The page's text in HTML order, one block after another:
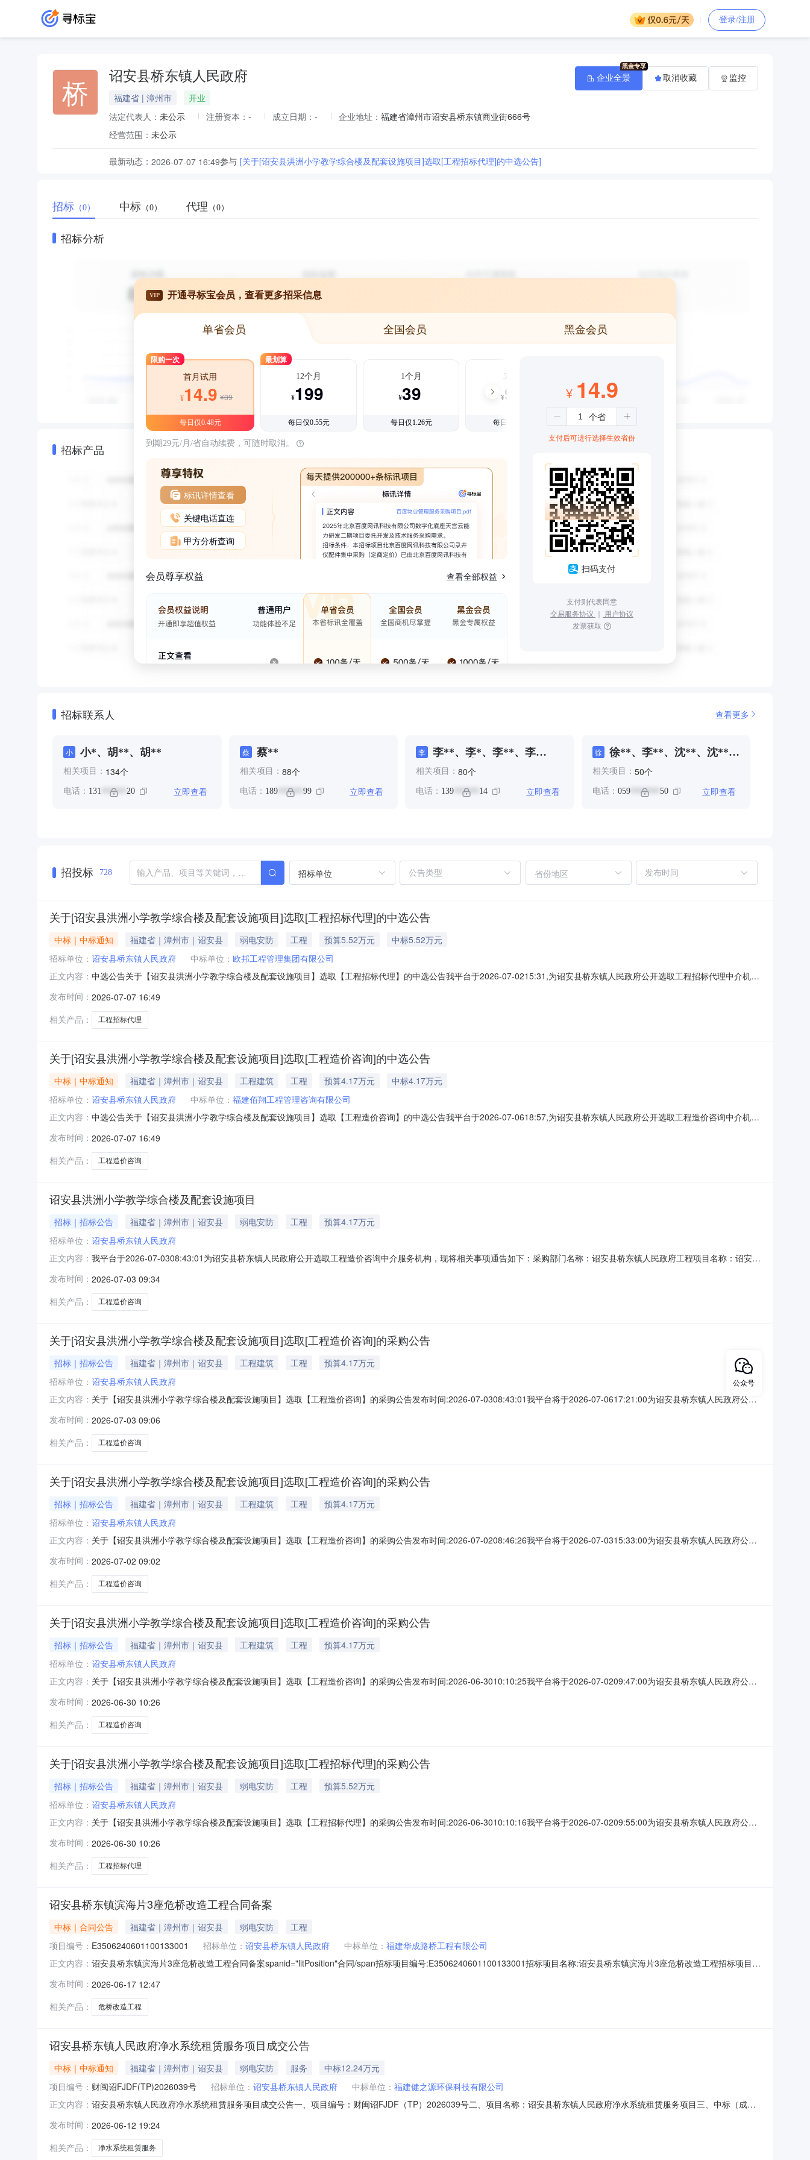
登录/注册
桥 诏安县桥东镇人民政府
福建省 | 漳州市
开业
法定代表人： 未公示 注册资本： - 成立日期： - 企业地址： 福建省漳州市诏安县桥东镇商业街666号
经营范围： 未公示
最新动态： 2026-07-07 16:49参与 [关于[诏安县洪洲小学教学综合楼及配套设施项目]选取[工程招标代理]的中选公告]
企业全景 取消收藏 监控
招标 （0） 中标 （0） 代理 （0）
招标分析
招标产品
VIP 开通寻标宝会员，查看更多招采信息
单省会员 全国会员 黑金会员
限购一次
首月试用
¥14.9 ¥39
每日仅0.48元
最划算
12个月
¥199
每日仅0.55元
1个月
¥39
每日仅1.26元
3个月
¥99
每日仅1.08元
到期29元/月/省自动续费，可随时取消。
标讯详情查看
关键电话直连
甲方分析查询
会员尊享权益 查看全部权益
¥ 14.9
支付后可进行选择生效省份
扫码支付
支付则代表同意
交易服务协议 ｜ 用户协议
发票获取
招标联系人 查看更多
小 小*、胡**、胡**
相关项目： 134个
电话： 131 ****** 20 立即查看
蔡 蔡**
相关项目： 88个
电话： 189****** 99 立即查看
李
李**、李*、李**、李
相关项目： 80个
电话： 139 ****** 14 立即查看
徐
徐**、李**、沈**、沈**、
相关项目： 50个
电话： 059******* 50 立即查看
招投标 728 招标单位 省份地区
关于[诏安县洪洲小学教学综合楼及配套设施项目]选取[工程招标代理]的中选公告
中标｜中标通知 福建省｜漳州市｜诏安县 弱电安防 工程 预算5.52万元
中标5.52万元
招标单位： 诏安县桥东镇人民政府 中标单位： 欧邦工程管理集团有限公司
正文内容： 中选公告关于【诏安县洪洲小学教学综合楼及配套设施项目】选取【工程招标代理】的中选公告我平台于2026-07-0215:31,为诏安县桥东镇人民政府公开选取工程招标代理中介机
招标代理项目预估造价（元）：13580000元预算服务金额（元）：55200元折扣率：1.00实际服务金额（元）：55200服务金额（元）：金额说明：工程招标代理以页面实际成交
发布时间： 2026-07-07 16:49
相关产品：
工程招标代理
关于[诏安县洪洲小学教学综合楼及配套设施项目]选取[工程造价咨询]的中选公告
中标｜中标通知 福建省｜漳州市｜诏安县 工程建筑 工程 预算4.17万元
中标4.17万元
招标单位： 诏安县桥东镇人民政府 中标单位： 福建佰翔工程管理咨询有限公司
正文内容： 中选公告关于【诏安县洪洲小学教学综合楼及配套设施项目】选取【工程造价咨询】的中选公告我平台于2026-07-0618:57,为诏安县桥东镇人民政府公开选取工程造价咨询中介机
造价咨询项目预估造价（元）：13580000元预算服务金额（元）：41760元折扣率：1.00实际服务金额（元）：41760服务金额（元）：金额说明：以页面实际成交价为最终服务
发布时间： 2026-07-07 16:49
相关产品：
工程造价咨询
诏安县洪洲小学教学综合楼及配套设施项目
招标｜招标公告 福建省｜漳州市｜诏安县 弱电安防 工程
预算4.17万元
招标单位： 诏安县桥东镇人民政府
正文内容： 我平台于2026-07-0308:43:01为诏安县桥东镇人民政府公开选取工程造价咨询中介服务机构，现将相关事项通告如下：采购部门名称：诏安县桥东镇人民政府工程项目名称：诏安县
率：1.00实际服务金额（元）：41760元下浮比（%）：服务金额说明：以页面实际成交价为最终服务金额，暂按41760元包干。乙方提交付款申请并开具等额增值税发票，甲方30
个工作日
发布时间： 2026-07-03 09:34
相关产品：
工程造价咨询
关于[诏安县洪洲小学教学综合楼及配套设施项目]选取[工程造价咨询]的采购公告
招标｜招标公告 福建省｜漳州市｜诏安县 工程建筑 工程
预算4.17万元
招标单位： 诏安县桥东镇人民政府
正文内容： 关于【诏安县洪洲小学教学综合楼及配套设施项目】选取【工程造价咨询】的采购公告发布时间:2026-07-0308:43:01我平台将于2026-07-0617:21:00为诏安县桥东镇人民政府公开
13580000服务事项：工程造价咨询服务时限：中选人收到中选确认书后五个工作日内签订书面合同，个工作日内完成工作（法律、法规对招标时间有特殊要求的除外）。下浮范围
（%
发布时间： 2026-07-03 09:06
相关产品：
工程造价咨询
关于[诏安县洪洲小学教学综合楼及配套设施项目]选取[工程造价咨询]的采购公告
招标｜招标公告 福建省｜漳州市｜诏安县 工程建筑 工程
预算4.17万元
招标单位： 诏安县桥东镇人民政府
正文内容： 关于【诏安县洪洲小学教学综合楼及配套设施项目】选取【工程造价咨询】的采购公告发布时间:2026-07-0208:46:26我平台将于2026-07-0315:33:00为诏安县桥东镇人民政府公开
13580000服务事项：工程造价咨询服务时限：中选人收到中选确认书后五个工作日内签订书面合同，个工作日内完成工作（法律、法规对招标时间有特殊要求的除外）。下浮范围
（%
发布时间： 2026-07-02 09:02
相关产品：
工程造价咨询
关于[诏安县洪洲小学教学综合楼及配套设施项目]选取[工程造价咨询]的采购公告
招标｜招标公告 福建省｜漳州市｜诏安县 工程建筑 工程
预算4.17万元
招标单位： 诏安县桥东镇人民政府
正文内容： 关于【诏安县洪洲小学教学综合楼及配套设施项目】选取【工程造价咨询】的采购公告发布时间:2026-06-3010:10:25我平台将于2026-07-0209:47:00为诏安县桥东镇人民政府公开
13580000服务事项：工程造价咨询服务时限：中选人收到中选确认书后五个工作日内签订书面合同，个工作日内完成工作（法律、法规对招标时间有特殊要求的除外）。下浮范围
（%
发布时间： 2026-06-30 10:26
相关产品：
工程造价咨询
关于[诏安县洪洲小学教学综合楼及配套设施项目]选取[工程招标代理]的采购公告
招标｜招标公告 福建省｜漳州市｜诏安县 弱电安防 工程
预算5.52万元
招标单位： 诏安县桥东镇人民政府
正文内容： 关于【诏安县洪洲小学教学综合楼及配套设施项目】选取【工程招标代理】的采购公告发布时间:2026-06-3010:10:16我平台将于2026-07-0209:55:00为诏安县桥东镇人民政府公开
13580000服务事项：工程招标代理服务时限：中选人收到中选确认书后五个工作日内签订书面合同，个工作日内完成工作（法律、法规对招标时间有特殊要求的除外）。下浮范围
（%
发布时间： 2026-06-30 10:26
相关产品：
工程招标代理
诏安县桥东镇滨海片3座危桥改造工程合同备案
中标｜合同公告 福建省｜漳州市｜诏安县 弱电安防
工程
项目编号： E3506240601100133001 招标单位： 诏安县桥东镇人民政府 中标单位： 福建华成路桥工程有限公司
正文内容： 诏安县桥东镇滨海片3座危桥改造工程合同备案spanid="litPosition"合同/span招标项目编号:E3506240601100133001招标项目名称:诏安县桥东镇滨海片3座危桥改造工程招标项目招
发布时间： 2026-06-17 12:47
相关产品：
危桥改造工程
诏安县桥东镇人民政府净水系统租赁服务项目成交公告
中标｜中标通知 福建省｜漳州市｜诏安县 弱电安防 服务
中标12.24万元
项目编号： 财闽诏FJDF(TP)2026039号 招标单位： 诏安县桥东镇人民政府 中标单位： 福建健之源环保科技有限公司
正文内容： 诏安县桥东镇人民政府净水系统租赁服务项目成交公告一、项目编号：财闽诏FJDF（TP）2026039号二、项目名称：诏安县桥东镇人民政府净水系统租赁服务项目三、中标（成
服务名称服务范围服务要求服务时间服务标准1福建健之源环保科技有限公司诏安县桥东镇人民政府净水系统租赁服务项目诏安县桥东镇人民政府净水系统租赁服务项目全部内容详
见竞争性谈判文件合同签订后
发布时间： 2026-06-12 19:24
相关产品：
净水系统租赁服务
公众号